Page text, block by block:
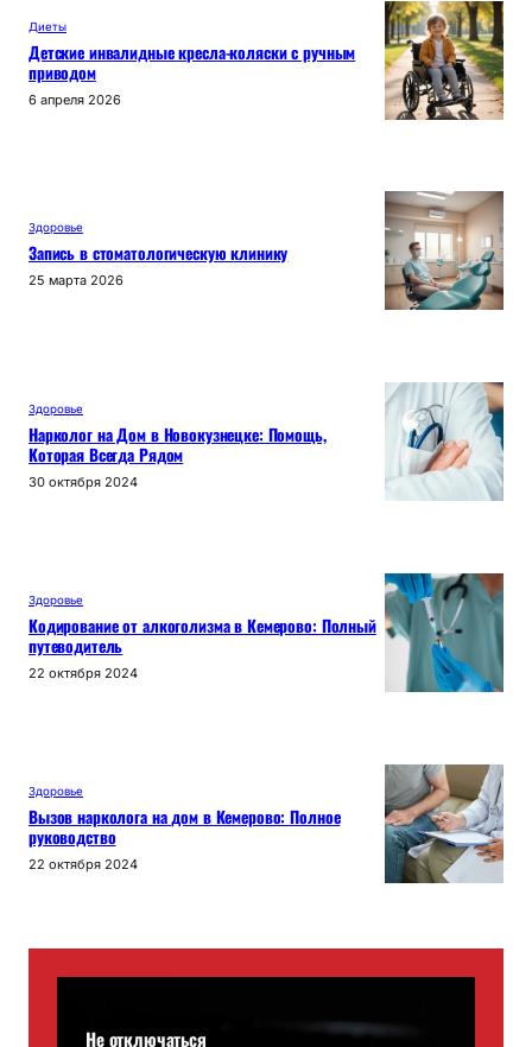
Диеты
Детские инвалидные кресла-коляски с ручным
приводом
6 апреля 2026
Здоровье
Запись в стоматологическую клинику
25 марта 2026
Здоровье
Нарколог на Дом в Новокузнецке: Помощь,
Которая Всегда Рядом
30 октября 2024
Здоровье
Кодирование от алкоголизма в Кемерово: Полный
путеводитель
22 октября 2024
Здоровье
Вызов нарколога на дом в Кемерово: Полное
руководство
22 октября 2024
Не отключаться